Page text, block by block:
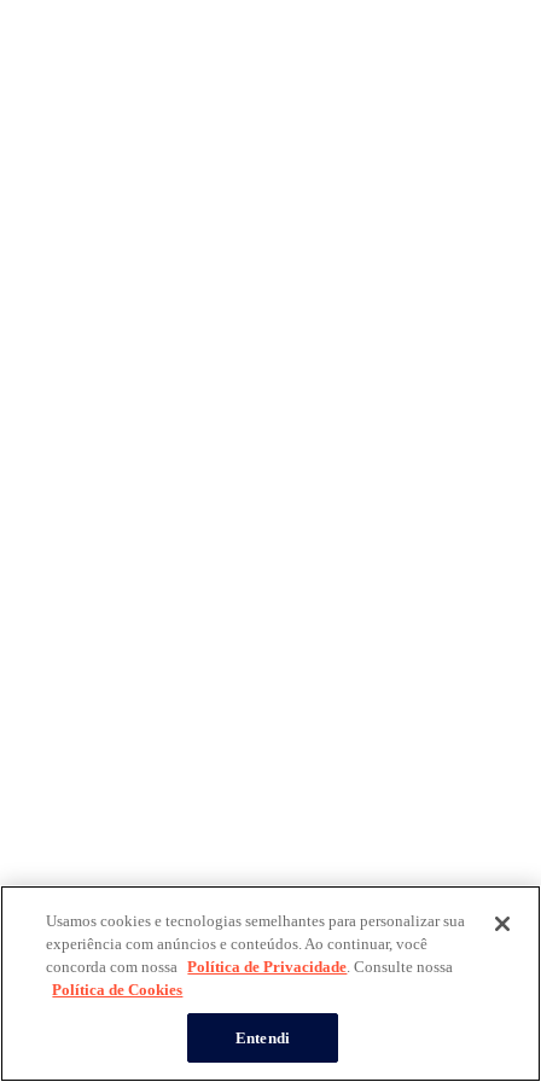
Usamos cookies e tecnologias semelhantes para personalizar sua
experiência com anúncios e conteúdos. Ao continuar, você
concorda com nossa Política de Privacidade. Consulte nossa
Política de Cookies
Entendi